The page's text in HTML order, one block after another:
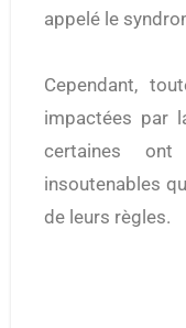
appelé le
Cependant,
impactées par
certaines ont
insoutenables
de leurs règles.